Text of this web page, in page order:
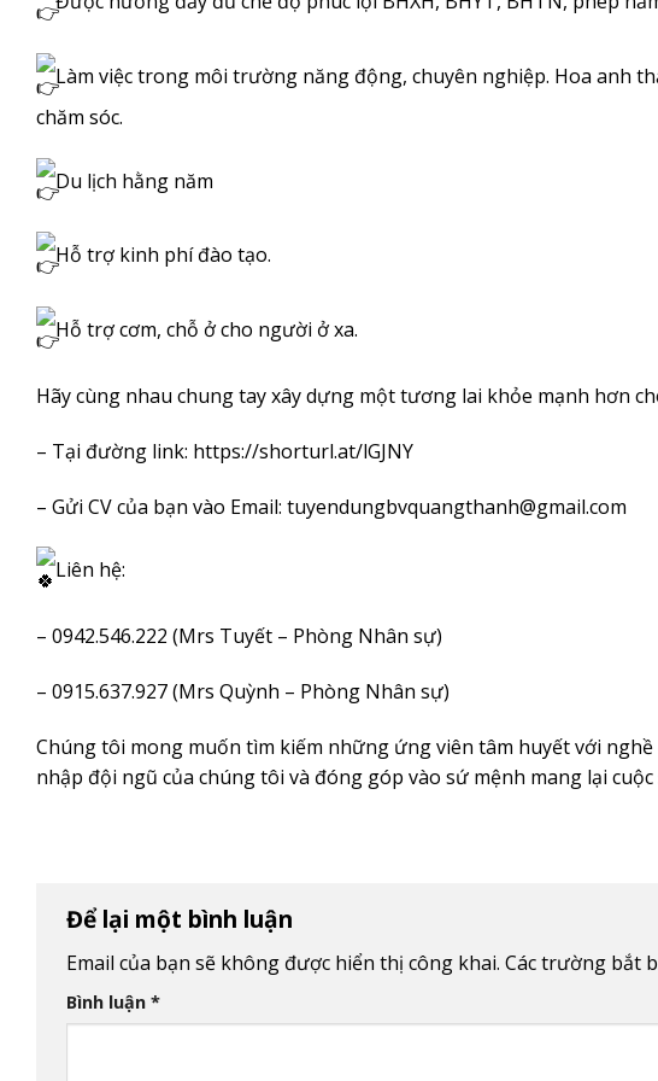
Làm việc trong môi trường năng động, chuyên nghiệp. Hoa anh
chăm sóc.
Du lịch hằng năm
Hỗ trợ kinh phí đào tạo.
Hỗ trợ cơm, chỗ ở cho người ở xa.
Hãy cùng nhau chung tay xây dựng một tương lai khỏe mạnh hơn
– Tại đường link: https://shorturl.at/lGJNY
– Gửi CV của bạn vào Email: tuyendungbvquangthanh@gmail.com
Liên hệ:
– 0942.546.222 (Mrs Tuyết – Phòng Nhân sự)
– 0915.637.927 (Mrs Quỳnh – Phòng Nhân sự)
Chúng tôi mong muốn tìm kiếm những ứng viên tâm huyết với
nhập đội ngũ của chúng tôi và đóng góp vào sứ mệnh mang lại
Để lại một bình luận
Email của bạn sẽ không được hiển thị công khai. Các trường bắt
Bình luận *